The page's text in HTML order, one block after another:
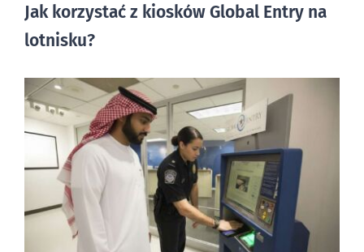
Jak korzystać z kiosków Global Entry na
lotnisku?